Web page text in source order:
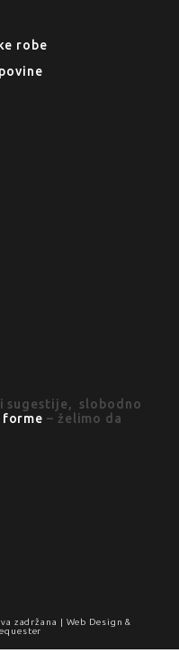
robe
slobodno
– želimo da
zadržana | Web Design &